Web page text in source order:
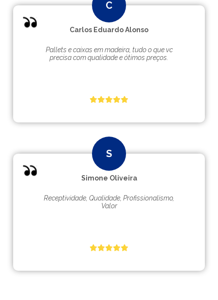
Carlos Eduardo Alonso
Pallets e caixas em madeira, tudo o que vc
precisa com qualidade e ótimos preços.
Simone Oliveira
Receptividade, Qualidade, Profissionalismo,
Valor